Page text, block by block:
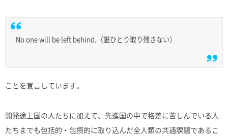
No one will be left behind.（誰ひとり取り残さない）
ことを宣言しています。
開発途上国の人たちに加えて、先進国の中で格差に苦しんでいる人
たちまでも包括的・包摂的に取り込んだ全人類の共通課題であるこ